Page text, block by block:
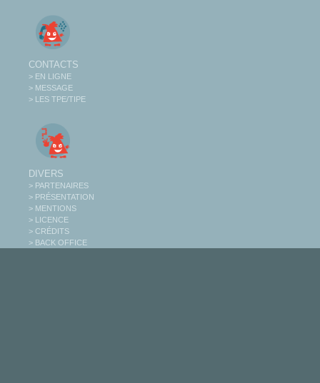
CONTACTS
> EN LIGNE
> MESSAGE
> LES TPE/TIPE
DIVERS
> PARTENAIRES
> PRÉSENTATION
> MENTIONS
> LICENCE
> CRÉDITS
> BACK OFFICE